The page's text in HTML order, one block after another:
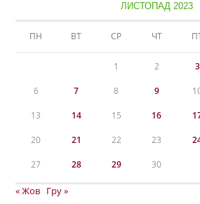
ЛИСТОПАД 2023
ПН ВТ СР ЧТ
1 2 3
6 7 8 9
13 14 15 16
20 21 22 23
27 28 29 30
« Жов Гру »